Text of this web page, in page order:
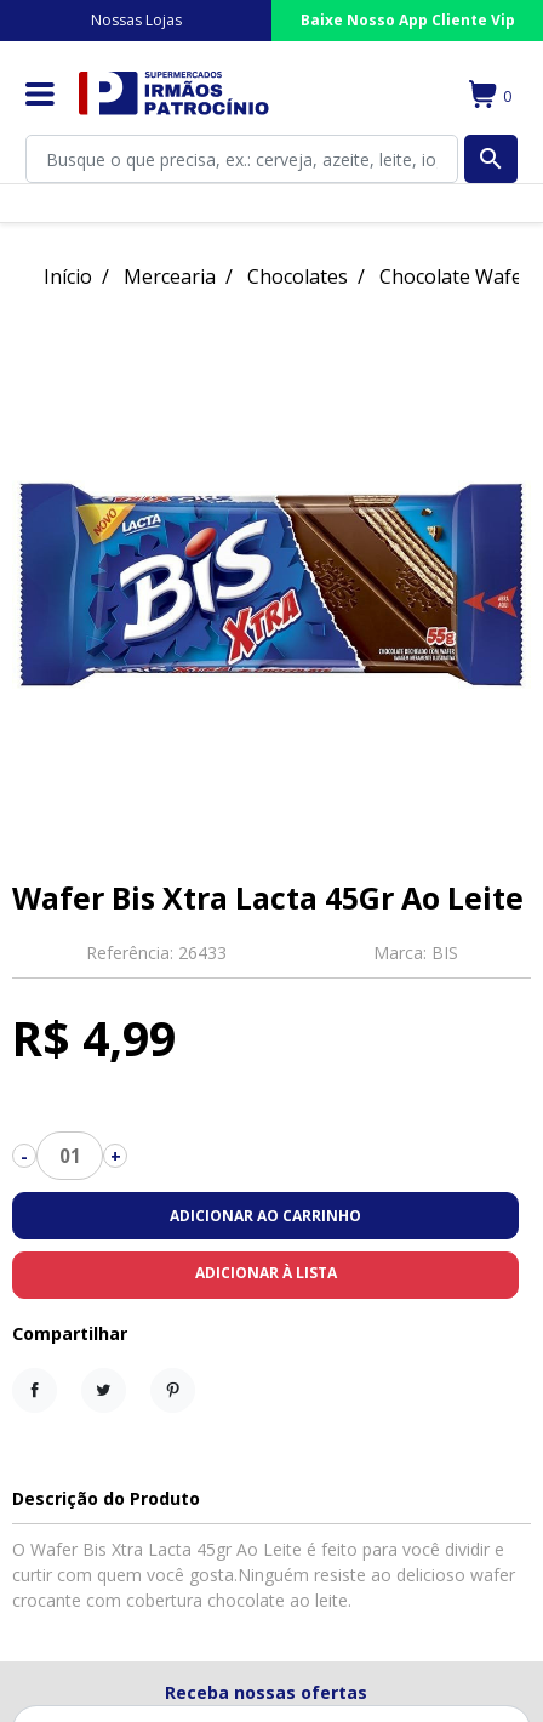
Nossas Lojas Baixe Nosso App Cliente Vip
0
search
Início Mercearia Chocolates Chocolate Wafer
Wafer Bis Xtra Lacta 45Gr Ao Leite
Referência: 26433 Marca: BIS
R$ 4,99
- 01 +
ADICIONAR AO CARRINHO
ADICIONAR À LISTA
Compartilhar
Descrição do Produto
O Wafer Bis Xtra Lacta 45gr Ao Leite é feito para você dividir e
curtir com quem você gosta.Ninguém resiste ao delicioso wafer
crocante com cobertura chocolate ao leite.
Receba nossas ofertas